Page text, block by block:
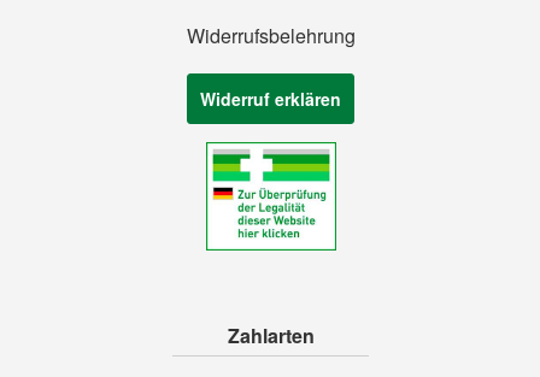
Widerrufsbelehrung
Widerruf erklären
Zahlarten